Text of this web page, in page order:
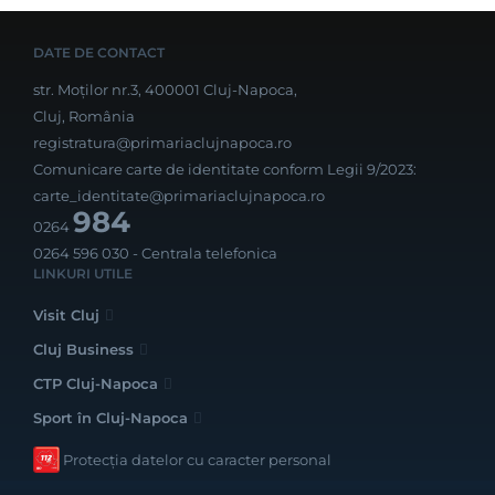
DATE DE CONTACT
str. Moților nr.3, 400001 Cluj-Napoca,
Cluj, România
registratura@primariaclujnapoca.ro
Comunicare carte de identitate conform Legii 9/2023:
carte_identitate@primariaclujnapoca.ro
0264984
0264 596 030 - Centrala telefonica
LINKURI UTILE
Visit Cluj
Cluj Business
CTP Cluj-Napoca
Sport în Cluj-Napoca
Protecția datelor cu caracter personal